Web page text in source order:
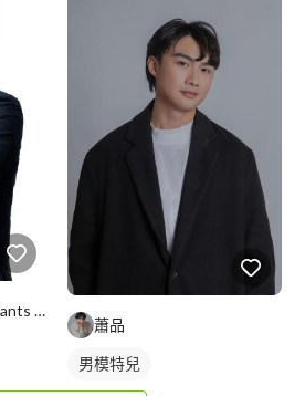
GC Imaging Consultants Company
蕭品
男模特兒